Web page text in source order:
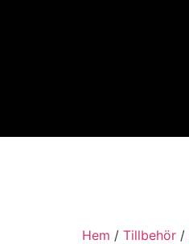
Hem / Tillbehör /